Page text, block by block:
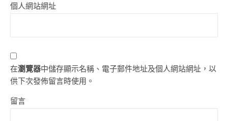
個人網站網址
在瀏覽器中儲存顯示名稱、電子郵件地址及個人網站網址，以
供下次發佈留言時使用。
留言